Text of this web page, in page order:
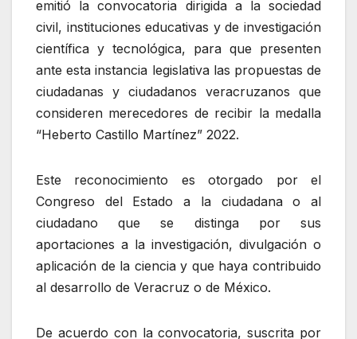
emitió la convocatoria dirigida a la sociedad
civil, instituciones educativas y de investigación
científica y tecnológica, para que presenten
ante esta instancia legislativa las propuestas de
ciudadanas y ciudadanos veracruzanos que
consideren merecedores de recibir la medalla
“Heberto Castillo Martínez” 2022.
Este reconocimiento es otorgado por el
Congreso del Estado a la ciudadana o al
ciudadano que se distinga por sus
aportaciones a la investigación, divulgación o
aplicación de la ciencia y que haya contribuido
al desarrollo de Veracruz o de México.
De acuerdo con la convocatoria, suscrita por